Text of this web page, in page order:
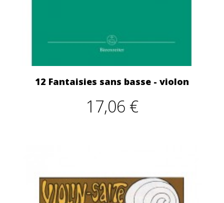
12 Fantaisies sans basse - violon
17,06 €